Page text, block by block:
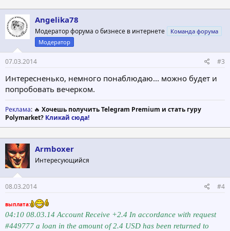
Angelika78
Модератор форума о бизнесе в интернете
Команда форума
Модератор
07.03.2014 #3
Интересненько, немного понаблюдаю... можно будет и
попробовать вечерком.
Реклама: 🔥 Хочешь получить Telegram Premium и стать гуру
Polymarket? Кликай сюда!
Armboxer
Интересующийся
08.03.2014 #4
выплата:
04:10 08.03.14 Account Receive +2.4 In accordance with request
#449777 a loan in the amount of 2.4 USD has been returned to